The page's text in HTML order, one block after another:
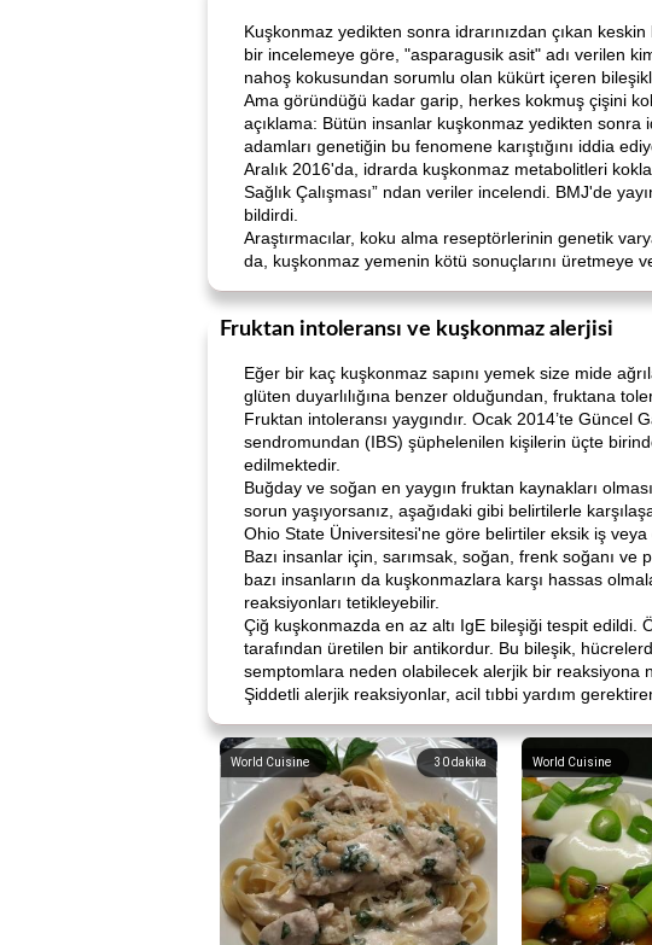
Kuşkonmaz yedikten sonra idrarınızdan çıkan
bir incelemeye göre, "asparagusik asit" adı verilen
nahoş kokusundan sorumlu olan kükürt içeren
Ama göründüğü kadar garip, herkes kokmuş çişini
açıklama: Bütün insanlar kuşkonmaz yedikten
adamları genetiğin bu fenomene karıştığını iddia
Aralık 2016'da, idrarda kuşkonmaz metabolitleri
Sağlık Çalışması” ndan veriler incelendi. BMJ'de
bildirdi.
Araştırmacılar, koku alma reseptörlerinin genetik
da, kuşkonmaz yemenin kötü sonuçlarını üretmeye
Fruktan intoleransı ve kuşkonmaz alerjisi
Eğer bir kaç kuşkonmaz sapını yemek size mide
glüten duyarlılığına benzer olduğundan, fruktana
Fruktan intoleransı yaygındır. Ocak 2014’te
sendromundan (IBS) şüphelenilen kişilerin üçte
edilmektedir.
Buğday ve soğan en yaygın fruktan kaynakları
sorun yaşıyorsanız, aşağıdaki gibi belirtilerle
Ohio State Üniversitesi'ne göre belirtiler eksik iş
Bazı insanlar için, sarımsak, soğan, frenk soğanı ve
bazı insanların da kuşkonmazlara karşı hassas
reaksiyonları tetikleyebilir.
Çiğ kuşkonmazda en az altı IgE bileşiği tespit edildi.
tarafından üretilen bir antikordur. Bu bileşik,
semptomlara neden olabilecek alerjik bir reaksiyona
Şiddetli alerjik reaksiyonlar, acil tıbbi yardım
30dakika
World Cuisine World Cuisine